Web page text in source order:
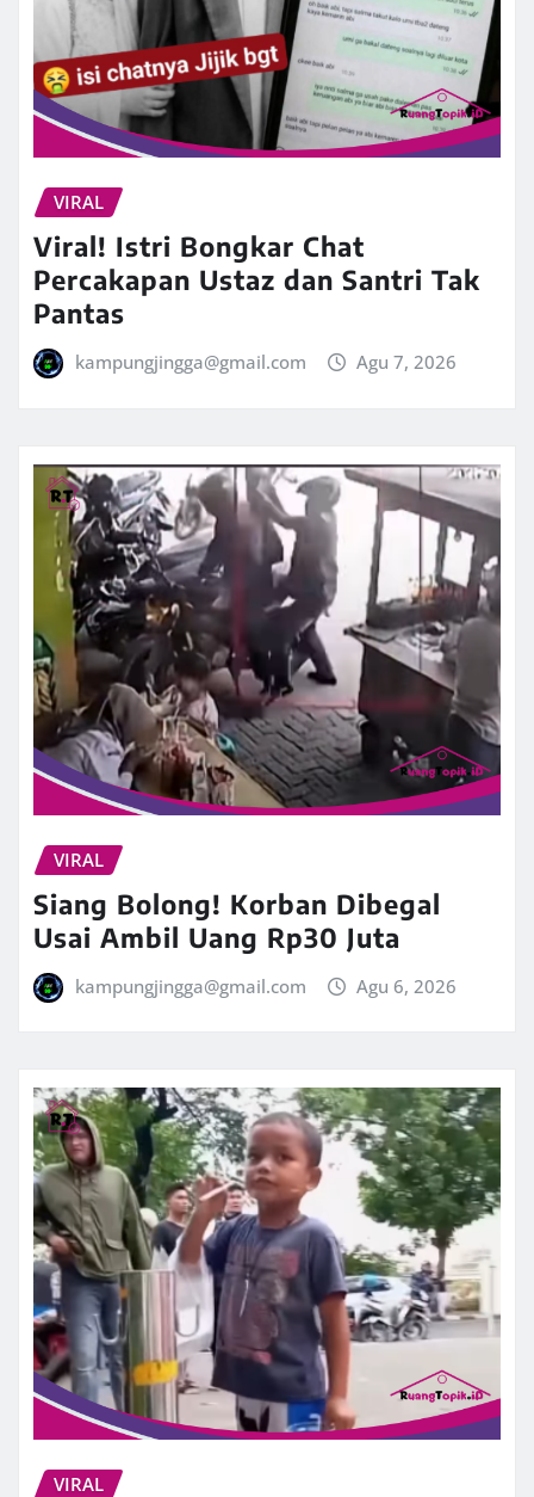
VIRAL
Viral! Istri Bongkar Chat
Percakapan Ustaz dan Santri Tak
Pantas
kampungjingga@gmail.com Agu 7, 2026
VIRAL
Siang Bolong! Korban Dibegal
Usai Ambil Uang Rp30 Juta
kampungjingga@gmail.com Agu 6, 2026
VIRAL